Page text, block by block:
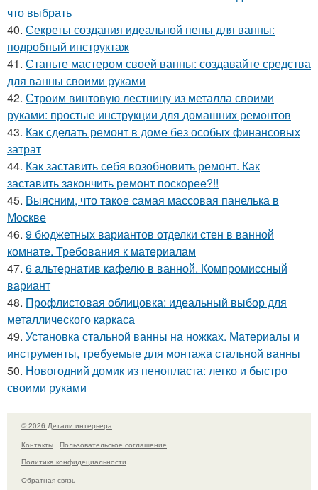
что выбрать
40. Секреты создания идеальной пены для ванны:
подробный инструктаж
41. Станьте мастером своей ванны: создавайте средства
для ванны своими руками
42. Строим винтовую лестницу из металла своими
руками: простые инструкции для домашних ремонтов
43. Как сделать ремонт в доме без особых финансовых
затрат
44. Как заставить себя возобновить ремонт. Как
заставить закончить ремонт поскорее?!!
45. Выясним, что такое самая массовая панелька в
Москве
46. 9 бюджетных вариантов отделки стен в ванной
комнате. Требования к материалам
47. 6 альтернатив кафелю в ванной. Компромиссный
вариант
48. Профлистовая облицовка: идеальный выбор для
металлического каркаса
49. Установка стальной ванны на ножках. Материалы и
инструменты, требуемые для монтажа стальной ванны
50. Новогодний домик из пенопласта: легко и быстро
своими руками
© 2026 Детали интерьера
Контакты
Пользовательское соглашение
Политика конфидециальности
Обратная связь